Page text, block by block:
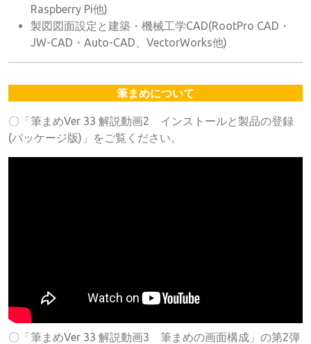
Raspberry Pi他)
製図図面設定と建築・機械工学CAD(RootPro CAD・
JW-CAD・Auto-CAD、VectorWorks他)
筆まめについて
〇「筆まめVer 33 解説動画2 インストールと製品の登録
(パッケージ版)」をご覧ください。
〇「筆まめVer 33 解説動画3 筆まめの画面構成」の第2弾